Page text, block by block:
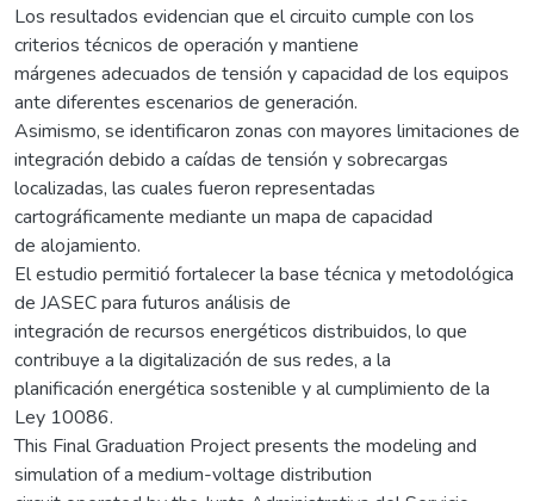
Los resultados evidencian que el circuito cumple con los
criterios técnicos de operación y mantiene
márgenes adecuados de tensión y capacidad de los equipos
ante diferentes escenarios de generación.
Asimismo, se identificaron zonas con mayores limitaciones de
integración debido a caídas de tensión y sobrecargas
localizadas, las cuales fueron representadas
cartográficamente mediante un mapa de capacidad
de alojamiento.
El estudio permitió fortalecer la base técnica y metodológica
de JASEC para futuros análisis de
integración de recursos energéticos distribuidos, lo que
contribuye a la digitalización de sus redes, a la
planificación energética sostenible y al cumplimiento de la
Ley 10086.
This Final Graduation Project presents the modeling and
simulation of a medium-voltage distribution